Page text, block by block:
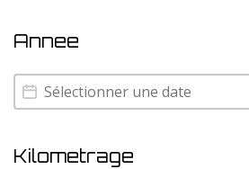
Annee
Annee
Annee
Kilometrage